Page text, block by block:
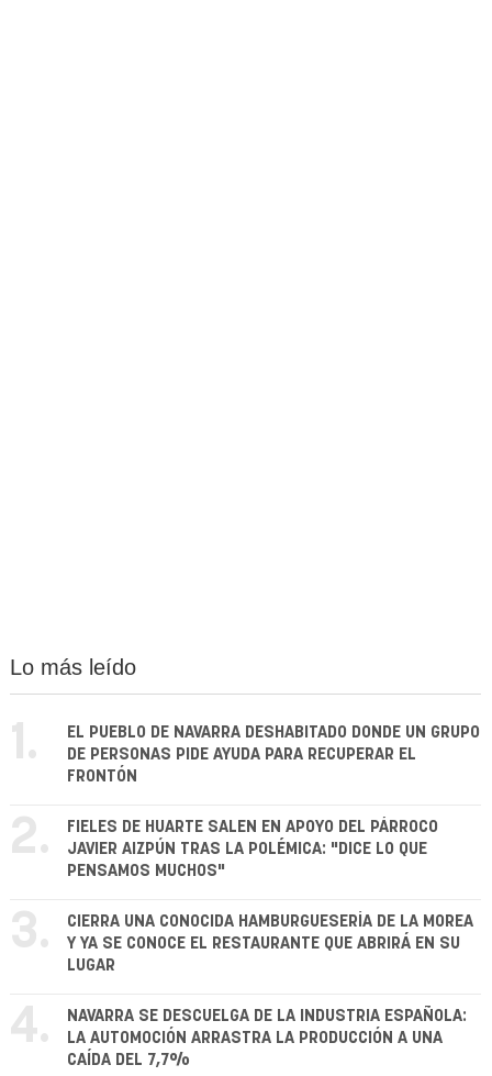
Lo más leído
1.
EL PUEBLO DE NAVARRA DESHABITADO DONDE UN GRUPO
DE PERSONAS PIDE AYUDA PARA RECUPERAR EL
FRONTÓN
2.
FIELES DE HUARTE SALEN EN APOYO DEL PÁRROCO
JAVIER AIZPÚN TRAS LA POLÉMICA: "DICE LO QUE
PENSAMOS MUCHOS"
3.
CIERRA UNA CONOCIDA HAMBURGUESERÍA DE LA MOREA
Y YA SE CONOCE EL RESTAURANTE QUE ABRIRÁ EN SU
LUGAR
4.
NAVARRA SE DESCUELGA DE LA INDUSTRIA ESPAÑOLA:
LA AUTOMOCIÓN ARRASTRA LA PRODUCCIÓN A UNA
CAÍDA DEL 7,7%